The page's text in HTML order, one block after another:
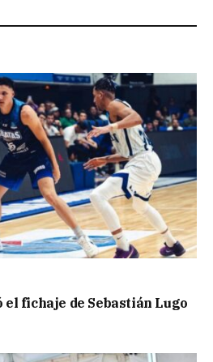
fichaje de Sebastián Lugo